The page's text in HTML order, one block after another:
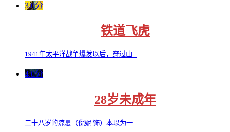
3.0分
铁道飞虎
1941年太平洋战争爆发以后，穿过山...
4.0分
28岁未成年
二十八岁的凉夏（倪妮 饰）本以为一...